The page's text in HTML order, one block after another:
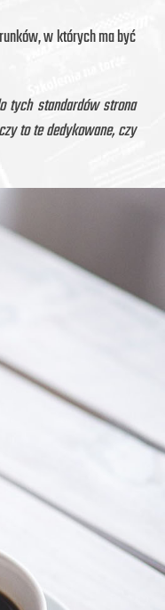
w których ma być
standardów strona
to te dedykowane, czy